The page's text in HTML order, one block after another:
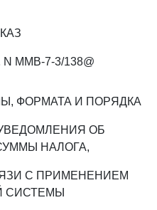
N ММВ-7-3/138@
ФОРМАТА И ПОРЯДКА
ОБ
НАЛОГА,
С ПРИМЕНЕНИЕМ
СИСТЕМЫ